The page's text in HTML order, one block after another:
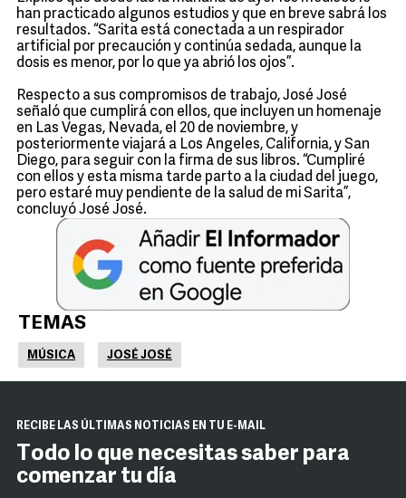
han practicado algunos estudios y que en breve sabrá los
resultados. “Sarita está conectada a un respirador
artificial por precaución y continúa sedada, aunque la
dosis es menor, por lo que ya abrió los ojos”.
Respecto a sus compromisos de trabajo, José José
señaló que cumplirá con ellos, que incluyen un homenaje
en Las Vegas, Nevada, el 20 de noviembre, y
posteriormente viajará a Los Angeles, California, y San
Diego, para seguir con la firma de sus libros. “Cumpliré
con ellos y esta misma tarde parto a la ciudad del juego,
pero estaré muy pendiente de la salud de mi Sarita”,
concluyó José José.
TEMAS
MÚSICA JOSÉ JOSÉ
RECIBE LAS ÚLTIMAS NOTICIAS EN TU E-MAIL
Todo lo que necesitas saber para
comenzar tu día